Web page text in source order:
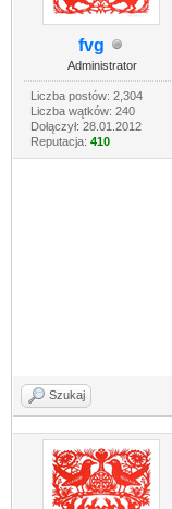
fvg
Administrator
Liczba postów: 2,304
Liczba wątków: 240
Dołączył: 28.01.2012
Reputacja: 410
Szukaj